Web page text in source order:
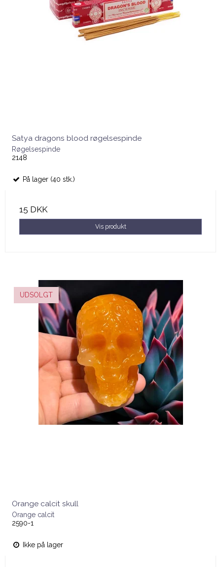
Satya dragons blood røgelsespinde
Røgelsespinde
2148
På lager (40 stk.)
15 DKK
Vis produkt
UDSOLGT
Orange calcit skull
Orange calcit
2590-1
Ikke på lager